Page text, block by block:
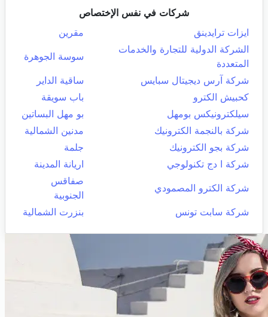
شركات في نفس الإختصاص
ايزات ترايدينق
مقرين
الشركة الدولية للتجارة والخدمات
المتعددة
سوسة الجوهرة
شركة آرس ديجيتال سبايس
ساقية الداير
كحبيش الكترو
باب سويقة
سيلكترونيكس بومهل
بو مهل البساتين
شركة بالنجمة الكترونيك
مدنين الشمالية
شركة بجو الكترونيك
جلمة
شركة ا دج تكنولوجي
اريانة المدينة
شركة الكترو المصمودي
صفاقس
الجنوبية
شركة سابت تونس
بنزرت الشمالية